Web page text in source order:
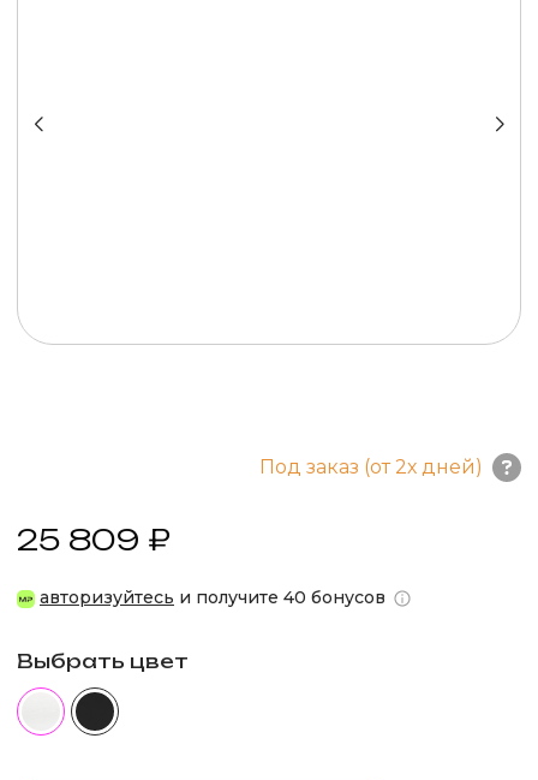
Под заказ (от 2х дней)
25 809 ₽
авторизуйтесь и получите 40 бонусов
Выбрать цвет